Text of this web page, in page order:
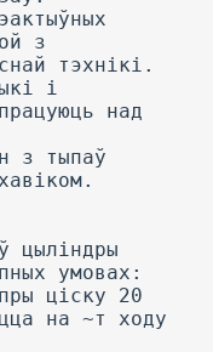
з
тэхнікі.
і
над
з тыпаў
цыліндры
умовах:
ціску 20
на ~т ходу